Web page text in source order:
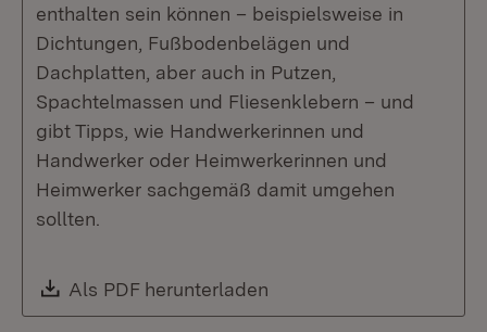
enthalten sein können – beispielsweise in
Dichtungen, Fußbodenbelägen und
Dachplatten, aber auch in Putzen,
Spachtelmassen und Fliesenklebern – und
gibt Tipps, wie Handwerkerinnen und
Handwerker oder Heimwerkerinnen und
Heimwerker sachgemäß damit umgehen
sollten.
Download:
Als PDF herunterladen